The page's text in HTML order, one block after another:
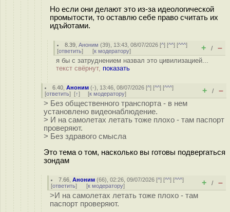
Но если они делают это из-за идеологической
промытости, то оставлю себе право считать их
идъйотами.
8.39 ,Аноним (39), 13:43, 08/07/2026 [^] [^^] [^^^]
[ответить] [к модератору] + / –
я бы с затруднением назвал это цивилизацией...
текст свёрнут, показать
6.40 ,Аноним (-), 13:46, 08/07/2026 [^] [^^] [^^^]
[ответить] [↑] [к модератору] + / –
> Без общественного транспорта - в нем
установлено видеонаблюдение.
> И на самолетах летать тоже плохо - там паспорт
проверяют.
> Без здравого смысла
Это тема о том, насколько вы готовы подвергаться
зондам
7.66 ,Аноним (66), 02:26, 09/07/2026 [^] [^^] [^^^]
[ответить] [к модератору] + / –
>И на самолетах летать тоже плохо - там
паспорт проверяют.